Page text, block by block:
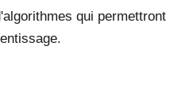
qui permettront